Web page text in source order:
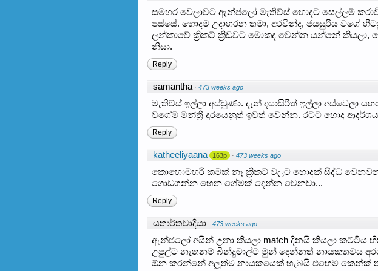
සමහර වෙලාවට ඇන්ජලෝ මැතිව්ස් හොදට සෙල්ලම්
පස්සේ. හොදම උදාහරන තමා, අරවින්ද, ජයසුරිය වගේ
ලන්කාවේ ක්‍රිකට් ක්‍රිඩවට මොකද වෙන්න යන්නේ කියලා,
නිසා.
Reply
samantha · 473 weeks ago
මැතිව්ස් ඉල්ලා අස්වුණා. දැන් දයාසිරිත් ඉල්ලා අස්වෙලා
වගේම මන්ත්‍රී දුරයෙනුත් ඉවත් වෙන්න. රටට හොද
Reply
katheeliyaana 163p · 473 weeks ago
කොහොමහරි කමක් නෑ ක්‍රිකට් වලට හොදක් සිද්ධ
ගොඩගන්න හෙන ගේමක් දෙන්න වෙනවා...
Reply
යතාර්තවාදියා · 473 weeks ago
ඇන්ජලෝ අයින් උනා කියලා match දිනයි කියලා
උපුල්ට නැතනම් බින්දුමාල්ට මුන් දෙන්නත් නායකතවය
ඕන කරන්නේ අලුත්ම නායකයෙක් හැබයි එහෙම කෙන්ක්